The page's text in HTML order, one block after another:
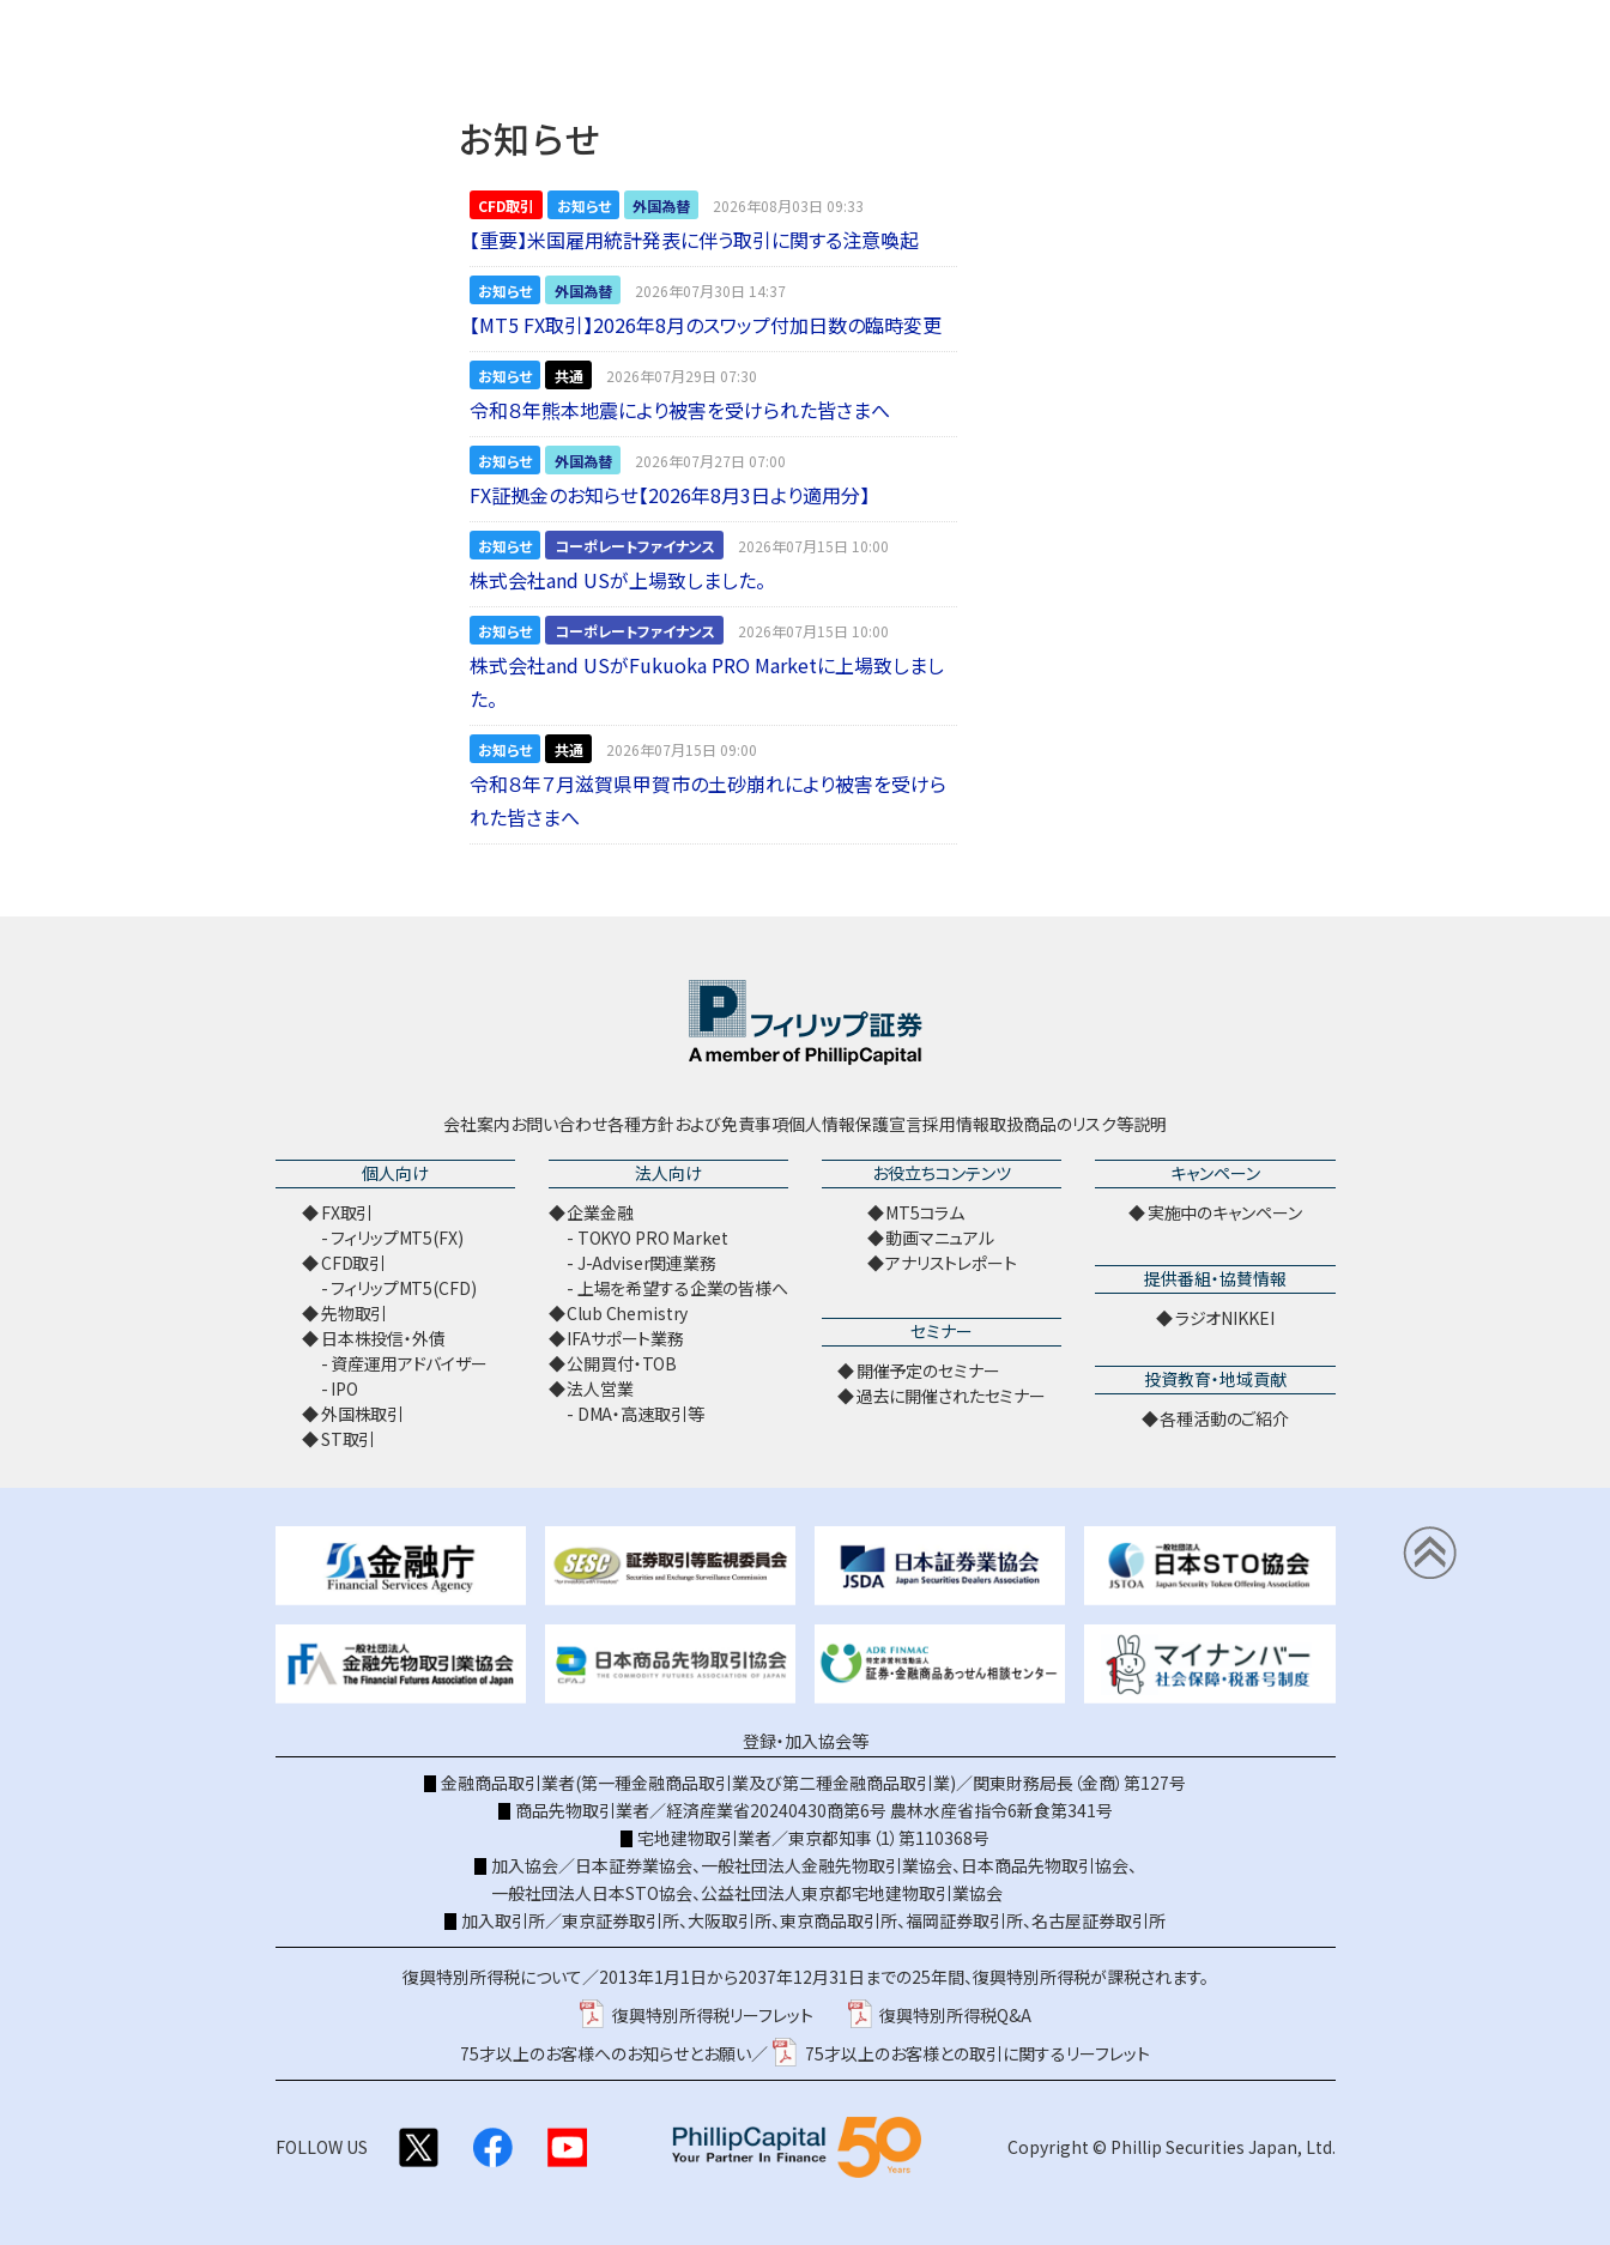
お知らせ
CFD取引 お知らせ 外国為替 2026年08月03日 09:33
【重要】米国雇用統計発表に伴う取引に関する注意喚起
お知らせ 外国為替 2026年07月30日 14:37
【MT5 FX取引】2026年8月のスワップ付加日数の臨時変更
お知らせ 共通 2026年07月29日 07:30
令和８年熊本地震により被害を受けられた皆さまへ
お知らせ 外国為替 2026年07月27日 07:00
FX証拠金のお知らせ【2026年8月3日より適用分】
お知らせ コーポレートファイナンス 2026年07月15日 10:00
株式会社and USが上場致しました。
お知らせ コーポレートファイナンス 2026年07月15日 10:00
株式会社and USがFukuoka PRO Marketに上場致しまし
た。
お知らせ 共通 2026年07月15日 09:00
令和８年７月滋賀県甲賀市の土砂崩れにより被害を受けら
れた皆さまへ
会社案内お問い合わせ各種方針および免責事項個人情報保護宣言採用情報取扱商品のリスク等説明
個人向け
FX取引
フィリップMT5(FX)
CFD取引
フィリップMT5(CFD)
先物取引
日本株投信・外債
資産運用アドバイザー
IPO
外国株取引
ST取引
法人向け
企業金融
TOKYO PRO Market
J-Adviser関連業務
上場を希望する企業の皆様へ
Club Chemistry
IFAサポート業務
公開買付・TOB
法人営業
DMA・高速取引等
お役立ちコンテンツ
MT5コラム
動画マニュアル
アナリストレポート
セミナー
開催予定のセミナー
過去に開催されたセミナー
キャンペーン
実施中のキャンペーン
提供番組・協賛情報
ラジオNIKKEI
投資教育・地域貢献
各種活動のご紹介
登録・加入協会等
金融商品取引業者(第一種金融商品取引業及び第二種金融商品取引業)／関東財務局長（金商）第127号
商品先物取引業者／経済産業省20240430商第6号 農林水産省指令6新食第341号
宅地建物取引業者／東京都知事（1）第110368号
加入協会／日本証券業協会、 一般社団法人金融先物取引業協会、 日本商品先物取引協会、
一般社団法人日本STO協会、 公益社団法人東京都宅地建物取引業協会
加入取引所／東京証券取引所、大阪取引所、東京商品取引所、福岡証券取引所、名古屋証券取引所
復興特別所得税について／2013年1月1日から2037年12月31日までの25年間、復興特別所得税が課税されます。
復興特別所得税リーフレット
復興特別所得税Q&A
75才以上のお客様へのお知らせとお願い／
75才以上のお客様との取引に関するリーフレット
FOLLOW US Copyright © Phillip Securities Japan, Ltd.